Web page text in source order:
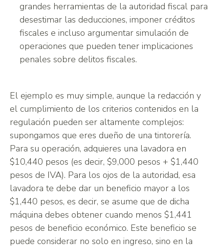
grandes herramientas de la autoridad fiscal para
desestimar las deducciones, imponer créditos
fiscales e incluso argumentar simulación de
operaciones que pueden tener implicaciones
penales sobre delitos fiscales.
El ejemplo es muy simple, aunque la redacción y
el cumplimiento de los criterios contenidos en la
regulación pueden ser altamente complejos:
supongamos que eres dueño de una tintorería.
Para su operación, adquieres una lavadora en
$10,440 pesos (es decir, $9,000 pesos + $1,440
pesos de IVA). Para los ojos de la autoridad, esa
lavadora te debe dar un beneficio mayor a los
$1,440 pesos, es decir, se asume que de dicha
máquina debes obtener cuando menos $1,441
pesos de beneficio económico. Este beneficio se
puede considerar no solo en ingreso, sino en la